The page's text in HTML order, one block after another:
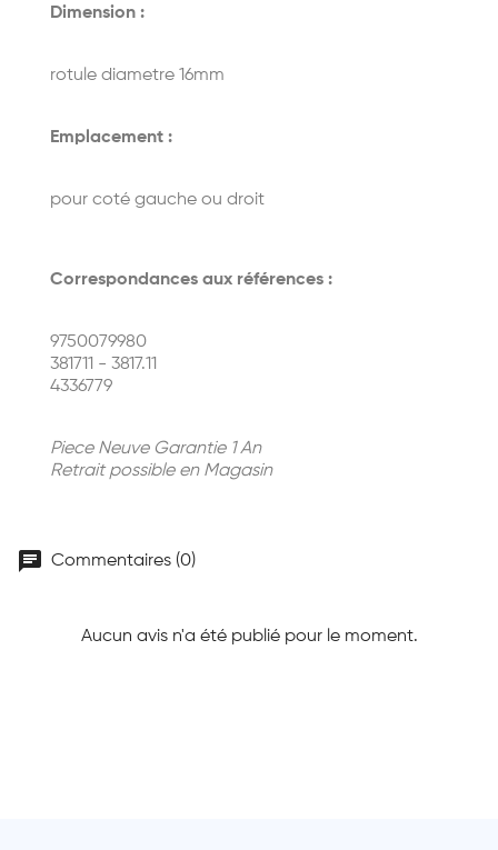
Dimension :
rotule diametre 16mm
Emplacement :
pour coté gauche ou droit
Correspondances aux références :
9750079980
381711 - 3817.11
4336779
Piece Neuve Garantie 1 An
Retrait possible en Magasin
chat Commentaires (0)
Aucun avis n'a été publié pour le moment.